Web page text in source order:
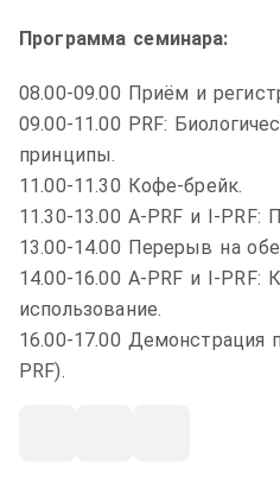
Программа семинара:
08.00-09.00 Приём и
09.00-11.00 PRF:
принципы.
11.00-11.30 Кофе-брейк.
11.30-13.00 А-PRF и I-PRF:
13.00-14.00 Перерыв на
14.00-16.00 А-PRF и I-PRF:
использование.
16.00-17.00 Демонстрация
PRF).